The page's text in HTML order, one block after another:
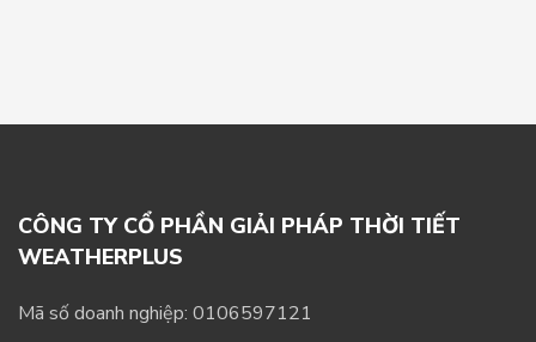
CÔNG TY CỔ PHẦN GIẢI PHÁP THỜI TIẾT
WEATHERPLUS
Mã số doanh nghiệp: 0106597121